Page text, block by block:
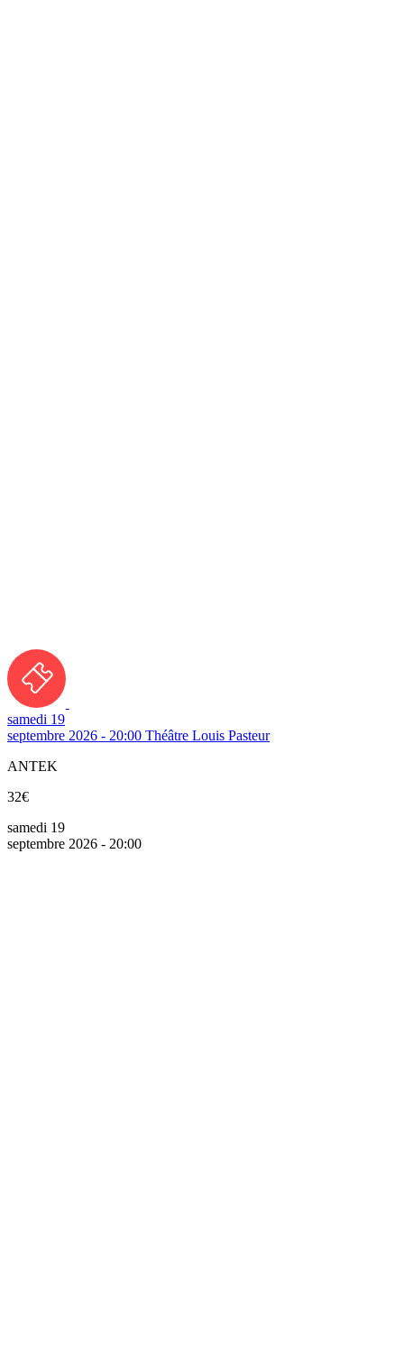
samedi 19
septembre 2026 - 20:00 Théâtre Louis Pasteur
ANTEK
32€
samedi 19
septembre 2026 - 20:00